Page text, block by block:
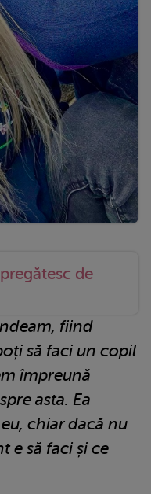
de
fiind
să faci un copil
împreună
asta. Ea
chiar dacă nu
e să faci și ce